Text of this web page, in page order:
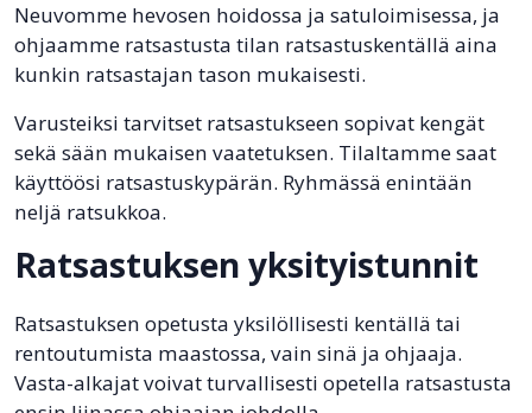
Neuvomme hevosen hoidossa ja satuloimisessa, ja
ohjaamme ratsastusta tilan ratsastuskentällä aina
kunkin ratsastajan tason mukaisesti.
Varusteiksi tarvitset ratsastukseen sopivat kengät
sekä sään mukaisen vaatetuksen. Tilaltamme saat
käyttöösi ratsastuskypärän. Ryhmässä enintään
neljä ratsukkoa.
Ratsastuksen yksityistunnit
Ratsastuksen opetusta yksilöllisesti kentällä tai
rentoutumista maastossa, vain sinä ja ohjaaja.
Vasta-alkajat voivat turvallisesti opetella ratsastusta